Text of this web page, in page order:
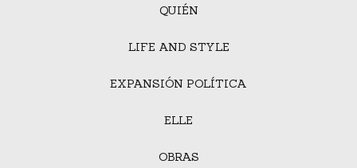
QUIÉN
LIFE AND STYLE
EXPANSIÓN POLÍTICA
ELLE
OBRAS